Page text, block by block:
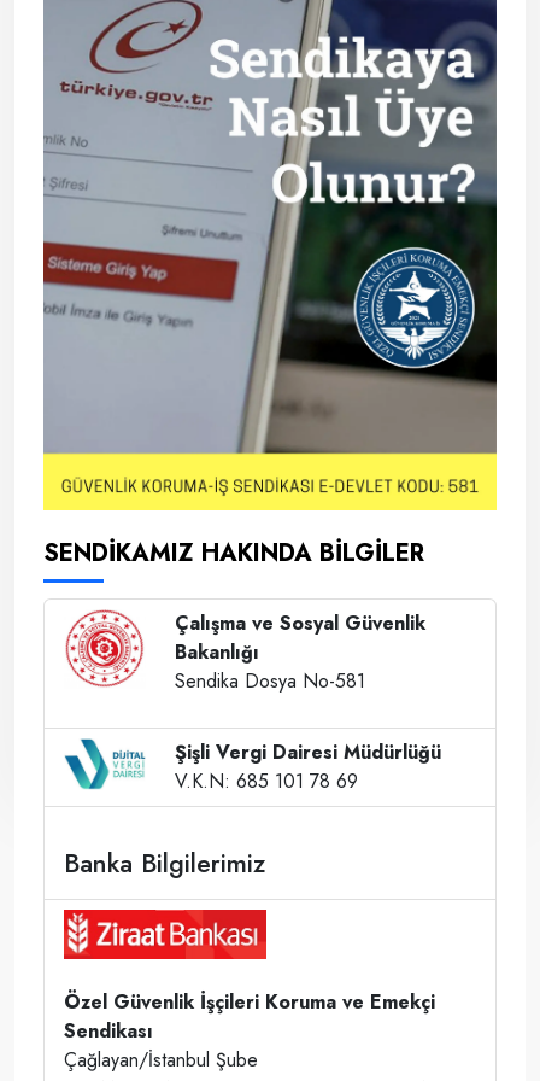
SENDİKAMIZ HAKINDA BİLGİLER
Çalışma ve Sosyal Güvenlik
Bakanlığı
Sendika Dosya No-581
Şişli Vergi Dairesi Müdürlüğü
V.K.N: 685 101 78 69
Banka Bilgilerimiz
Özel Güvenlik İşçileri Koruma ve Emekçi
Sendikası
Çağlayan/İstanbul Şube